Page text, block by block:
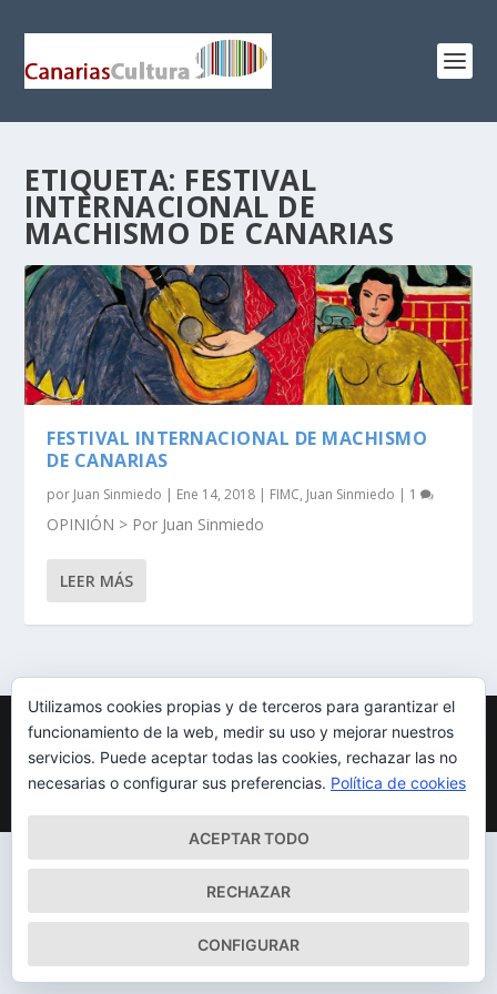
ETIQUETA: FESTIVAL
INTERNACIONAL DE
MACHISMO DE CANARIAS
FESTIVAL INTERNACIONAL DE MACHISMO
DE CANARIAS
por Juan Sinmiedo | Ene 14, 2018 | FIMC, Juan Sinmiedo | 1
OPINIÓN > Por Juan Sinmiedo
LEER MÁS
Diseñado porElegant Themes| Desarrollado por WordPress
Mapa del Sitio Aviso Legal
Política de cookies
Qué somos
Quiénes somos Contacto
Utilizamos cookies propias y de terceros para garantizar el
funcionamiento de la web, medir su uso y mejorar nuestros
servicios. Puede aceptar todas las cookies, rechazar las no
necesarias o configurar sus preferencias. Política de cookies
ACEPTAR TODO
RECHAZAR
CONFIGURAR